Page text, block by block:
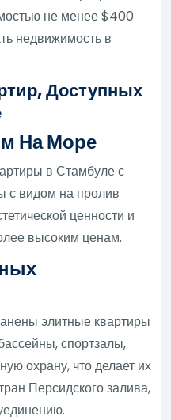
не менее $400
недвижимость в
Доступных
На Море
в Стамбуле с
с видом на пролив
ценности и
высоким ценам.
элитные квартиры
спортзалы,
охрану, что делает их
Персидского залива,